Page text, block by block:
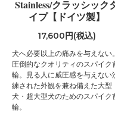
Stainless/クラッシック
イプ【ドイツ製】
17,600円(税込)
犬へ必要以上の痛みを与えない。
圧倒的なクオリティのスパイク
輪。見る人に威圧感を与えない
練された外観を兼ね備えた大型
犬・超大型犬のためのスパイク
輪。